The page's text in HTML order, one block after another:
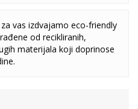
vas izdvajamo eco-friendly
od recikliranih,
materijala koji doprinose